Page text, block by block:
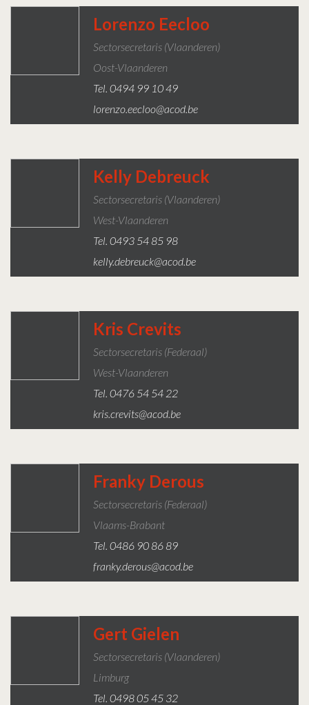
Lorenzo Eecloo
Sectorsecretaris (Vlaanderen)
Oost-Vlaanderen
Tel. 0494 99 10 49
lorenzo.eecloo@acod.be
Kelly Debreuck
Sectorsecretaris (Vlaanderen)
West-Vlaanderen
Tel. 0493 54 85 98
kelly.debreuck@acod.be
Kris Crevits
Sectorsecretaris (federaal)
West-Vlaanderen
Tel. 0476 54 54 22
kris.crevits@acod.be
Franky Derous
Sectorsecretaris (federaal)
Vlaams-Brabant
Tel. 0486 90 86 89
franky.derous@acod.be
Gert Gielen
Sectorsecretaris (Vlaanderen)
Limburg
Tel. 0498 05 45 32